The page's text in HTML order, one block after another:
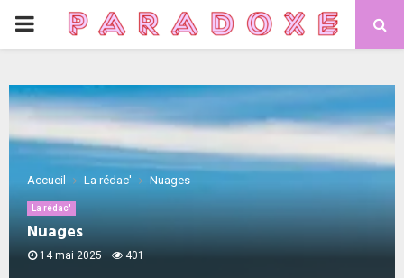
Accueil La rédac' Nuages
La rédac'
Nuages
14 mai 2025 401